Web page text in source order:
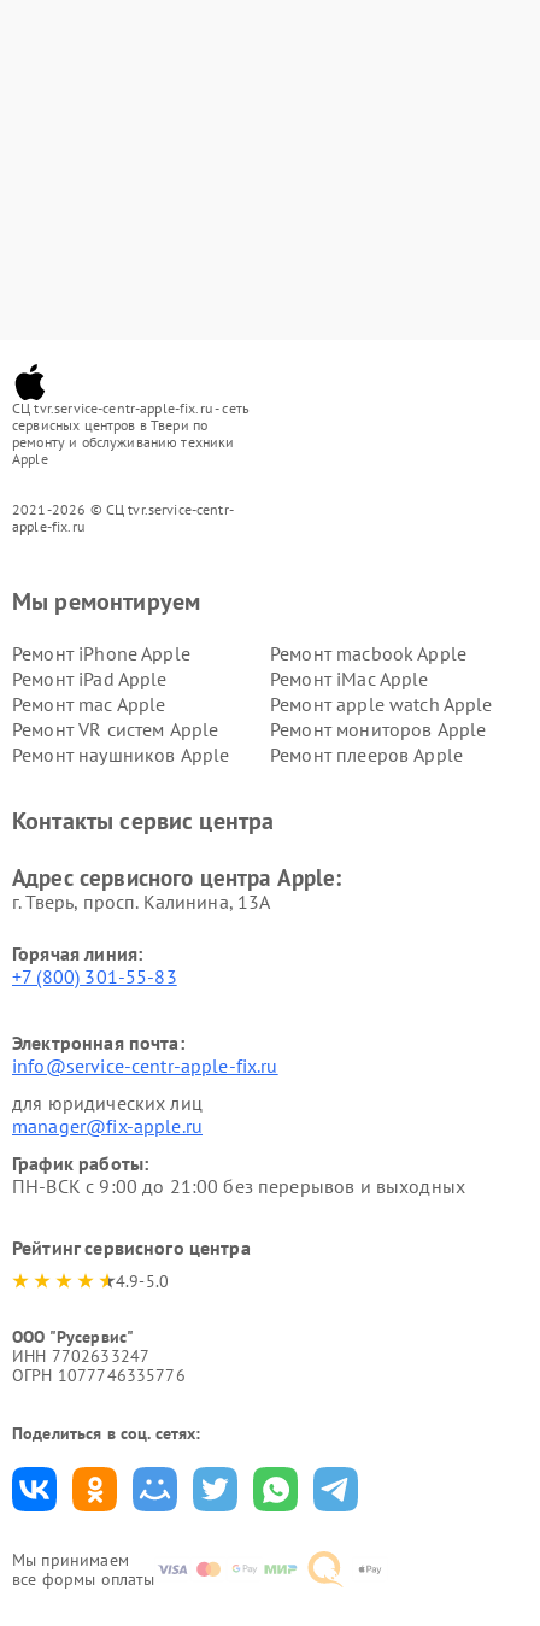
СЦ tvr.service-centr-apple-fix.ru - сеть
сервисных центров в Твери по
ремонту и обслуживанию техники
Apple
2021-2026 © СЦ tvr.service-centr-
apple-fix.ru
Мы принимаем
все формы оплаты
Мы ремонтируем
Ремонт iPhone Apple
Ремонт macbook Apple
Ремонт iPad Apple
Ремонт iMac Apple
Ремонт mac Apple
Ремонт apple watch Apple
Ремонт VR систем Apple
Ремонт мониторов Apple
Ремонт наушников Apple
Ремонт плееров Apple
Контакты сервис центра
Адрес сервисного центра Apple:
г. Тверь, просп. Калинина, 13А
Горячая линия:
+7 (800) 301-55-83
Электронная почта:
info@service-centr-apple-fix.ru
для юридических лиц
manager@fix-apple.ru
График работы:
ПН-ВСК с 9:00 до 21:00 без перерывов и выходных
Рейтинг сервисного центра
4.9-5.0
ООО "Русервис"
ИНН 7702633247
ОГРН 1077746335776
Поделиться в соц. сетях: